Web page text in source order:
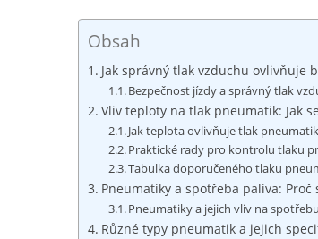
Obsah
Jak správný tlak vzduchu ovlivňuje
Bezpečnost jízdy a správný tlak
Vliv teploty na tlak pneumatik: Jak
Jak teplota ovlivňuje tlak pneumatik
Praktické rady pro kontrolu tlaku
Tabulka doporučeného tlaku
Pneumatiky a spotřeba paliva:
Pneumatiky a jejich vliv na
Různé typy pneumatik a jejich